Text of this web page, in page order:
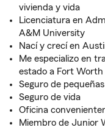
vivienda y vida
Licenciatura en
A&M University
Nací y crecí en
Me especializo en
estado a Fort Worth
Seguro de
Seguro de vida
Oficina
Miembro de Junior